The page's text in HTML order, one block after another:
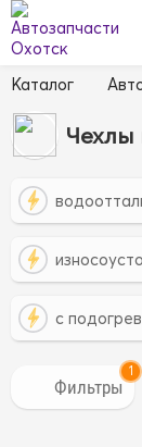
Каталог
Чехлы
с
1